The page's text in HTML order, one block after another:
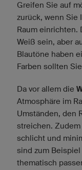
Greifen Sie auf
zurück, wenn Sie
Raum einrichten.
Weiß sein, aber
Blautöne haben
Farben sollten
Da vor allem die
Atmosphäre im
Umständen, den
streichen.
schlicht und
sind zum
thematisch